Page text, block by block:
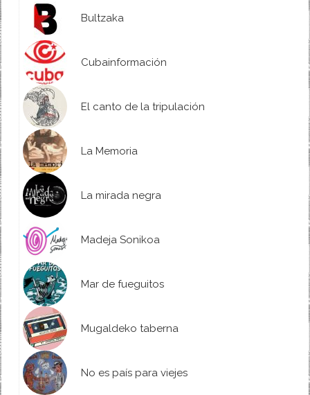
Bultzaka
Cubainformación
El canto de la tripulación
La Memoria
La mirada negra
Madeja Sonikoa
Mar de fueguitos
Mugaldeko taberna
No es país para viejes